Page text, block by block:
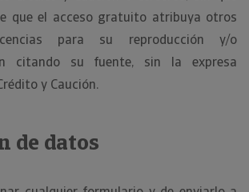
que el acceso gratuito atribuya otros
para su reproducción y/o
citando su fuente, sin la expresa
y Caución.
de datos